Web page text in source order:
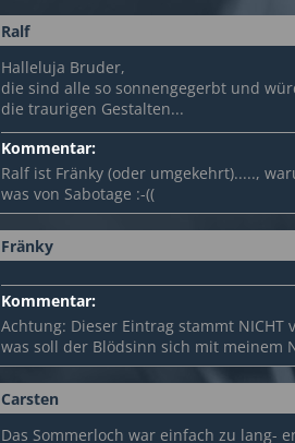
Ralf
Halleluja Bruder,
die sind alle so sonnengegerbt und
die traurigen Gestalten...
Kommentar:
Ralf ist Fränky (oder umgekehrt).....,
was von Sabotage :-((
Fränky
Kommentar:
Achtung: Dieser Eintrag stammt
was soll der Blödsinn sich mit meinem
Carsten
Das Sommerloch war einfach zu lang-